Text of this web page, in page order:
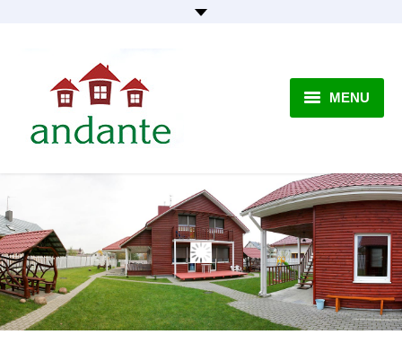
MENU
Главная
О нас и гостевом доме
«Анданте»
Запросы и бронирование
Контактная информация
Отзывы наших гостей